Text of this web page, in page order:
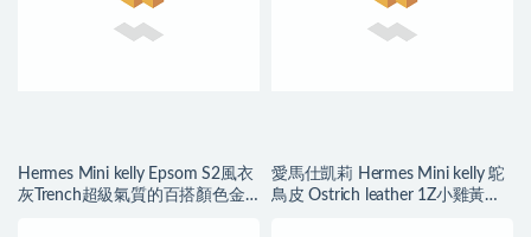
Hermes Mini kelly Epsom S2風衣
灰Trench超級氣質的百搭顏色金
愛馬仕凱莉 Hermes Mini kelly 鴕
鳥皮 Ostrich leather 1Z小雞黃銀